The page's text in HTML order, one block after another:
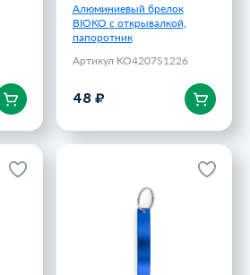
Алюминиевый брелок
BIOKO с открывалкой,
папоротник
Артикул KO4207S1226
48 ₽
Брелок-открывалка
SPARKLING, королевский
Артикул KO4070S105